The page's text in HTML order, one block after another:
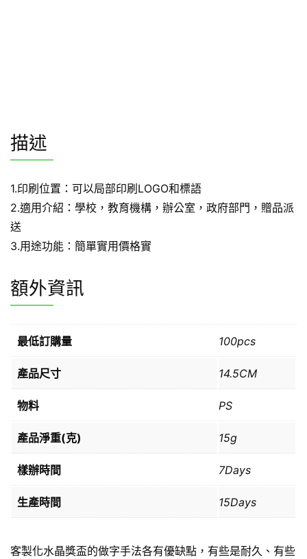
描述
1.印刷位置：可以局部印刷LOGO和標語
2.適用介紹：學校，教育機構，辦公室，政府部門，贈品派
送
3.用途功能：簡單實用價格實
額外資訊
最低訂購量 100pcs
產品尺寸 14.5CM
物料 PS
產品淨重(克) 15g
樣辦時間 7Days
生產時間 15Days
客製化水晶獎盃的做字手法各有優缺點，有些是耐久、有些